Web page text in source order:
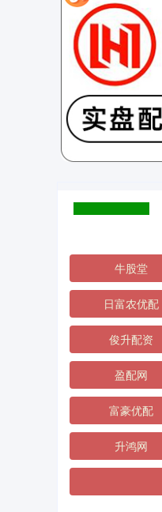
牛股堂
日富农优配
俊升配资
盈配网
富豪优配
升鸿网